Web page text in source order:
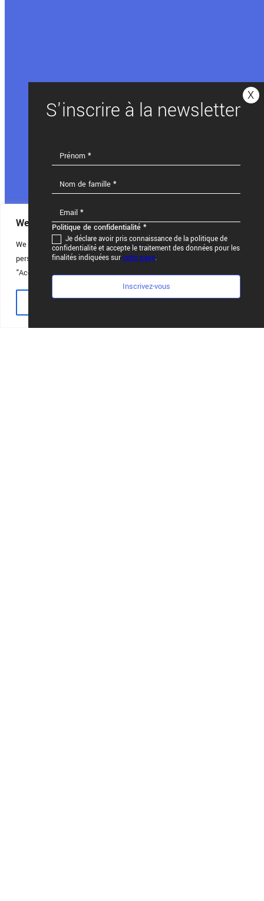
We value your privacy
We use cookies to enhance your browsing experience, serve
personalised ads or content, and analyse our traffic. By clicking
"Accept All", you consent to our use of cookies.
FRPrénom *
Nom de famille *
Email *
Politique de confidentialité *
Je déclare avoir pris connaissance de la politique de
confidentialité et accepte le traitement des données pour les
finalités indiquées surcette page.
Inscrivez-vous